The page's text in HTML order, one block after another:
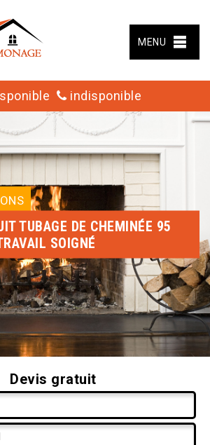
MENU
indisponible
TUBAGE DE CHEMINÉE 95
SOIGNÉ
Devis gratuit